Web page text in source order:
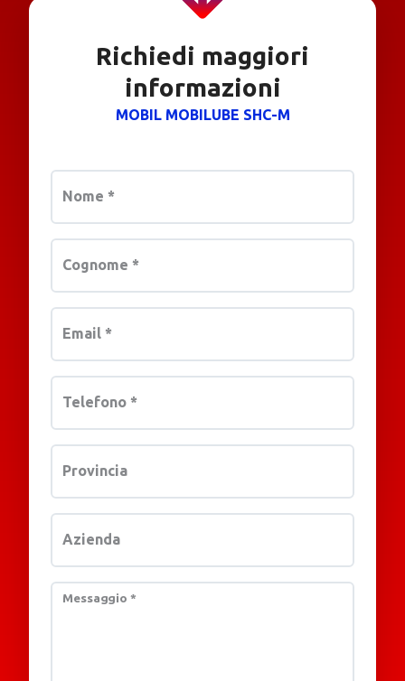
Richiedi maggiori
informazioni
MOBIL MOBILUBE SHC-M
Nome *
Cognome *
Email *
Telefono *
Provincia
Azienda
Messaggio *